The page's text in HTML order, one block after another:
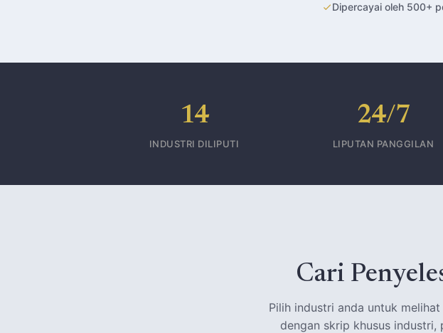
Dipercayai oleh 500+
14
INDUSTRI DILIPUTI
24/7
LIPUTAN PANGGILAN
Cari
Pilih industri anda untuk
dengan skrip khusus industri,